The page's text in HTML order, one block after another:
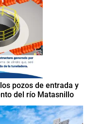
pozos de entrada y
del río Matasnillo